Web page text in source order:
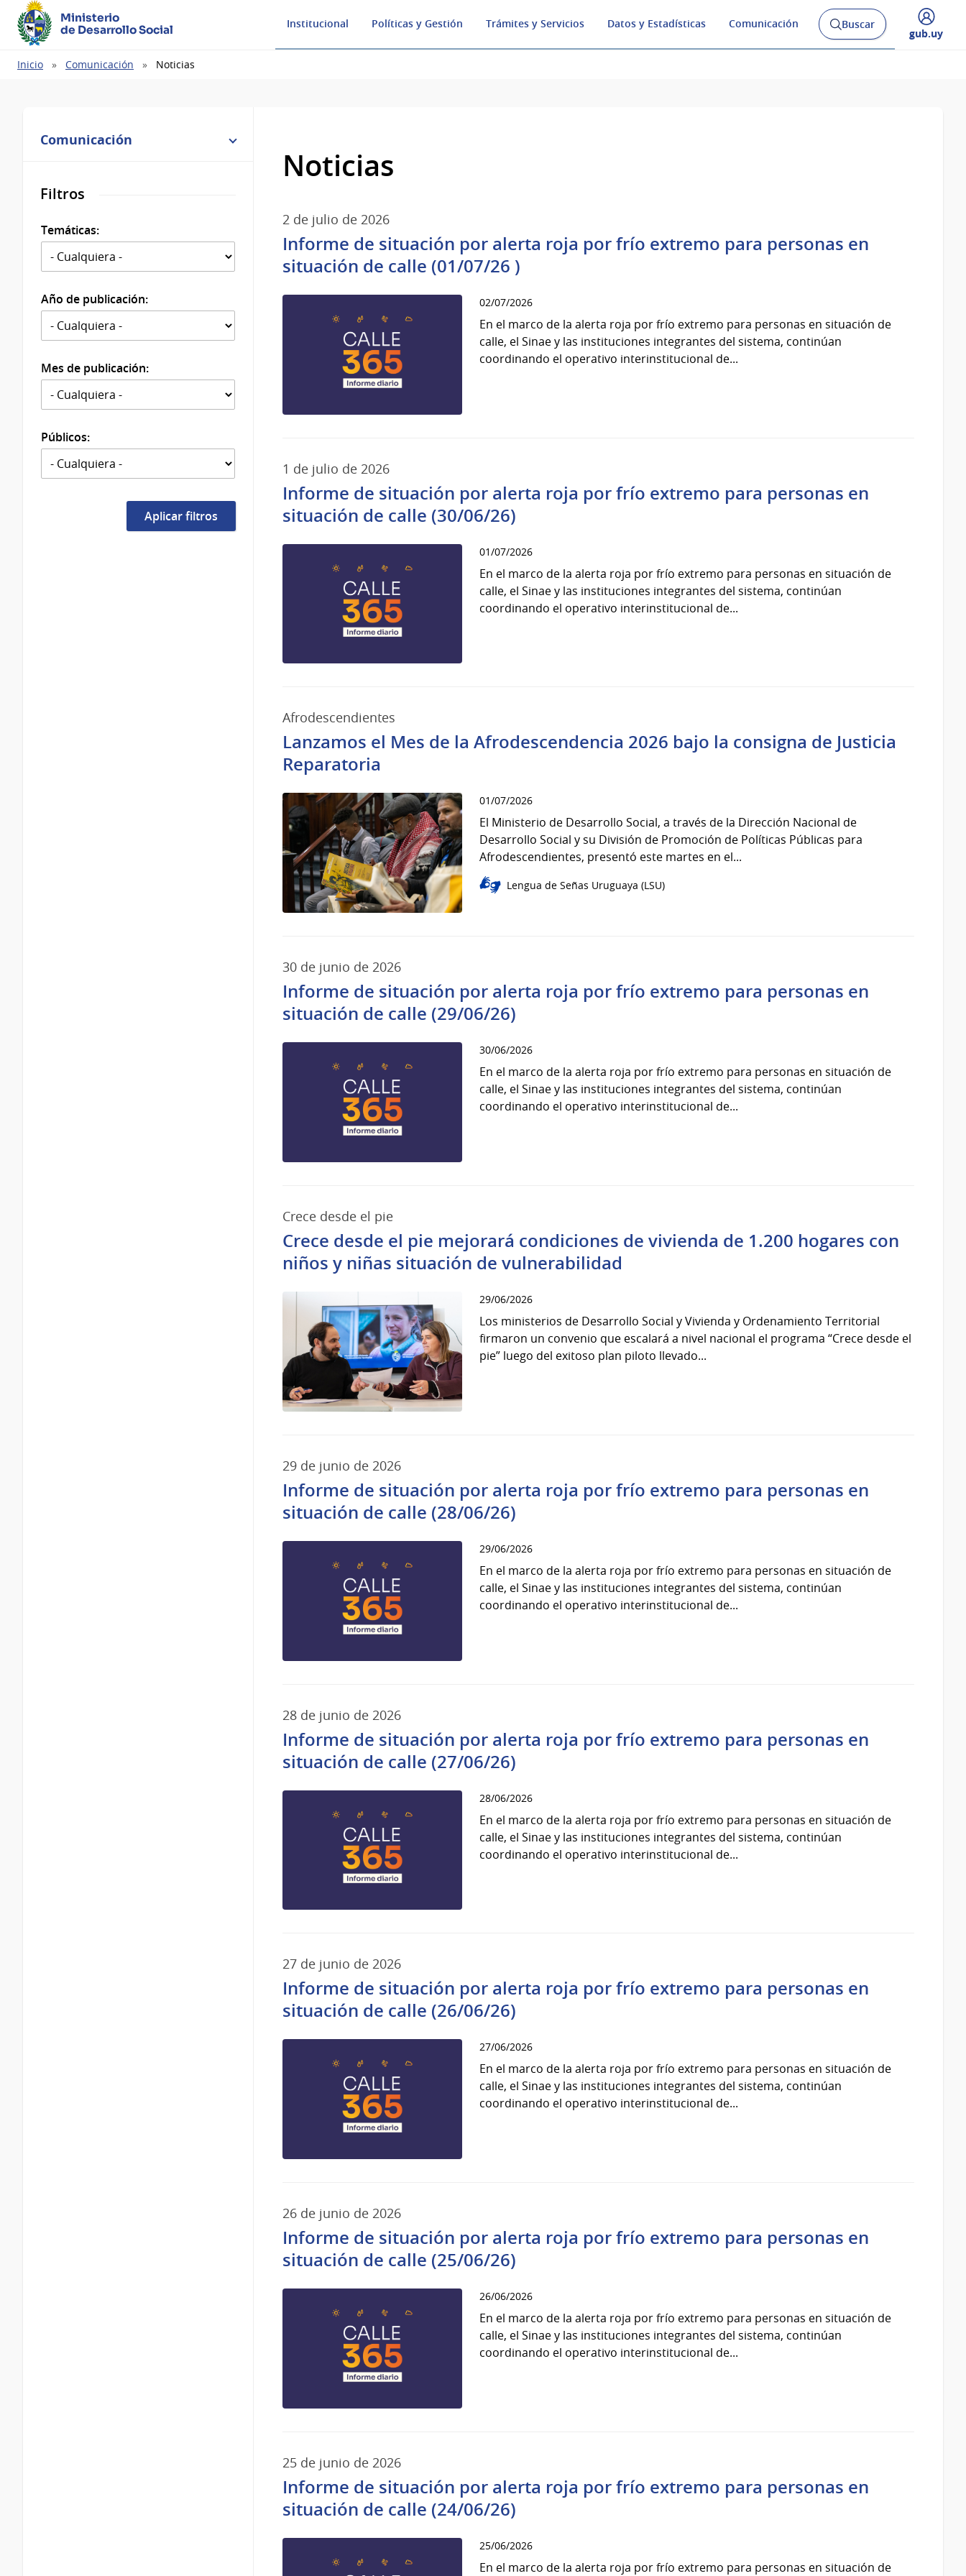
Ministerio
de Desarrollo Social
Institucional Políticas y Gestión Trámites y Servicios Datos y Estadísticas Comunicación
Abrir
buscador
Buscar
Desplegar
gub.uy
Ruta
Inicio Comunicación Noticias
Comunicación
Filtros
Temáticas:
Año de publicación:
Mes de publicación:
Públicos:
Noticias
2 de julio de 2026
Informe de situación por alerta roja por frío extremo para personas en
situación de calle (01/07/26 )
02/07/2026
En el marco de la alerta roja por frío extremo para personas en situación de
calle, el Sinae y las instituciones integrantes del sistema, continúan
coordinando el operativo interinstitucional de...
1 de julio de 2026
Informe de situación por alerta roja por frío extremo para personas en
situación de calle (30/06/26)
01/07/2026
En el marco de la alerta roja por frío extremo para personas en situación de
calle, el Sinae y las instituciones integrantes del sistema, continúan
coordinando el operativo interinstitucional de...
Afrodescendientes
Lanzamos el Mes de la Afrodescendencia 2026 bajo la consigna de Justicia
Reparatoria
01/07/2026
El Ministerio de Desarrollo Social, a través de la Dirección Nacional de
Desarrollo Social y su División de Promoción de Políticas Públicas para
Afrodescendientes, presentó este martes en el...
Lengua de Señas Uruguaya (LSU)
30 de junio de 2026
Informe de situación por alerta roja por frío extremo para personas en
situación de calle (29/06/26)
30/06/2026
En el marco de la alerta roja por frío extremo para personas en situación de
calle, el Sinae y las instituciones integrantes del sistema, continúan
coordinando el operativo interinstitucional de...
Crece desde el pie
Crece desde el pie mejorará condiciones de vivienda de 1.200 hogares con
niños y niñas situación de vulnerabilidad
29/06/2026
Los ministerios de Desarrollo Social y Vivienda y Ordenamiento Territorial
firmaron un convenio que escalará a nivel nacional el programa “Crece desde el
pie” luego del exitoso plan piloto llevado...
29 de junio de 2026
Informe de situación por alerta roja por frío extremo para personas en
situación de calle (28/06/26)
29/06/2026
En el marco de la alerta roja por frío extremo para personas en situación de
calle, el Sinae y las instituciones integrantes del sistema, continúan
coordinando el operativo interinstitucional de...
28 de junio de 2026
Informe de situación por alerta roja por frío extremo para personas en
situación de calle (27/06/26)
28/06/2026
En el marco de la alerta roja por frío extremo para personas en situación de
calle, el Sinae y las instituciones integrantes del sistema, continúan
coordinando el operativo interinstitucional de...
27 de junio de 2026
Informe de situación por alerta roja por frío extremo para personas en
situación de calle (26/06/26)
27/06/2026
En el marco de la alerta roja por frío extremo para personas en situación de
calle, el Sinae y las instituciones integrantes del sistema, continúan
coordinando el operativo interinstitucional de...
26 de junio de 2026
Informe de situación por alerta roja por frío extremo para personas en
situación de calle (25/06/26)
26/06/2026
En el marco de la alerta roja por frío extremo para personas en situación de
calle, el Sinae y las instituciones integrantes del sistema, continúan
coordinando el operativo interinstitucional de...
25 de junio de 2026
Informe de situación por alerta roja por frío extremo para personas en
situación de calle (24/06/26)
25/06/2026
En el marco de la alerta roja por frío extremo para personas en situación de